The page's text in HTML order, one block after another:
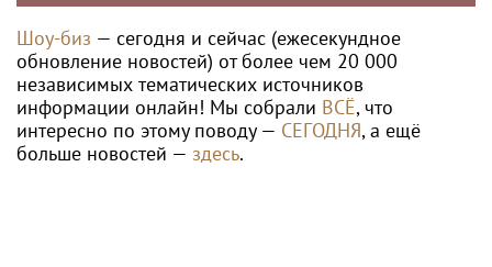
Шоу-биз — сегодня и сейчас (ежесекундное
обновление новостей) от более чем 20 000
независимых тематических источников
информации онлайн! Мы собрали ВСЁ, что
интересно по этому поводу — СЕГОДНЯ, а ещё
больше новостей — здесь.